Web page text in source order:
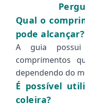
Qual o
pode alcançar?
A guia possui
comprimentos
dependendo do
É possível
coleira?